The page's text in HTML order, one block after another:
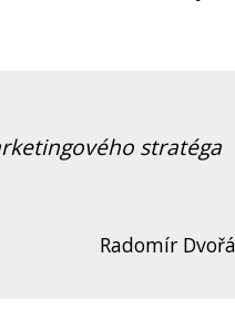
stratéga
Radomír